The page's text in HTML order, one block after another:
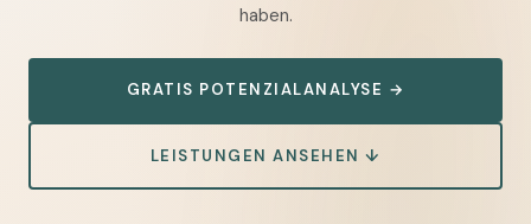
—
Tickets,
Wartungsnachweise
und
haben.
GRATIS POTENZIALANALYSE →
LEISTUNGEN ANSEHEN ↓